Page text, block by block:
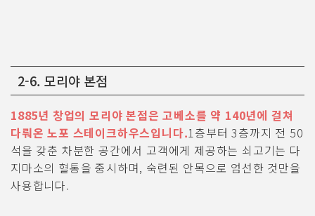
2-6. 모리야 본점
1885년 창업의 모리야 본점은 고베소를 약 140년에 걸쳐
다뤄온 노포 스테이크하우스입니다.1층부터 3층까지 전 50
석을 갖춘 차분한 공간에서 고객에게 제공하는 쇠고기는 다
지마소의 혈통을 중시하며, 숙련된 안목으로 엄선한 것만을
사용합니다.